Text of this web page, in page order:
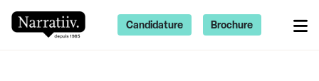
Candidature Brochure